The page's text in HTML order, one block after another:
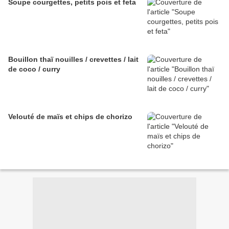
Soupe courgettes, petits pois et feta
Bouillon thaï nouilles / crevettes / lait
de coco / curry
Velouté de maïs et chips de chorizo